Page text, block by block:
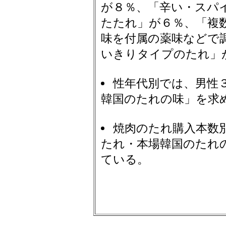
が８％、「辛い・スパ
たたれ」が６％、「複
味を付属の薬味などで
いきりタイプのたれ
性年代別では、男性
韓国のたれの味」を求
焼肉のたれ購入本数
たれ・本場韓国のたれ
ている。